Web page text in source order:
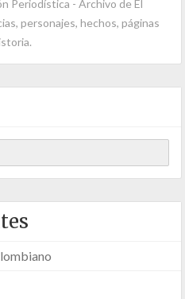
Periodística - Archivo de El
personajes, hechos, páginas